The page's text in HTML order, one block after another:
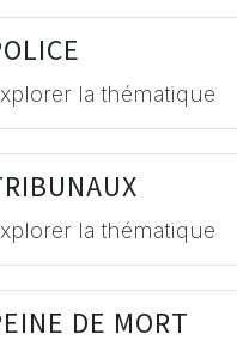
la thématique
la thématique
DE MORT